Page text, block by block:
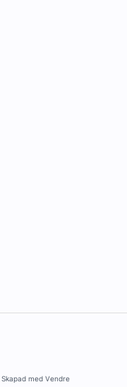
Skapad med Vendre